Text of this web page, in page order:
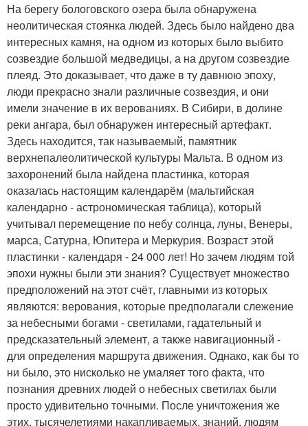
На берегу бологовского озера была обнаружена
неолитическая стоянка людей. Здесь было найдено два
интересных камня, на одном из которых было выбито
созвездие большой медведицы, а на другом созвездие
плеяд. Это доказывает, что даже в ту давнюю эпоху,
люди прекрасно знали различные созвездия, и они
имели значение в их верованиях. В Сибири, в долине
реки ангара, был обнаружен интересный артефакт.
Здесь находится, так называемый, памятник
верхнепалеолитической культуры Мальта. В одном из
захоронений была найдена пластинка, которая
оказалась настоящим календарём (мальтийская
календарно - астрономическая таблица), который
учитывал перемещение по небу солнца, луны, Венеры,
марса, Сатурна, Юпитера и Меркурия. Возраст этой
пластинки - календаря - 24 000 лет! Но зачем людям той
эпохи нужны были эти знания? Существует множество
предположений на этот счёт, главными из которых
являются: верования, которые предполагали слежение
за небесными богами - светилами, гадательный и
предсказательный элемент, а также навигационный -
для определения маршрута движения. Однако, как бы то
ни было, это нисколько не умаляет того факта, что
познания древних людей о небесных светилах были
просто удивительно точными. После уничтожения же
этих, тысячелетиями накапливаемых, знаний, людям